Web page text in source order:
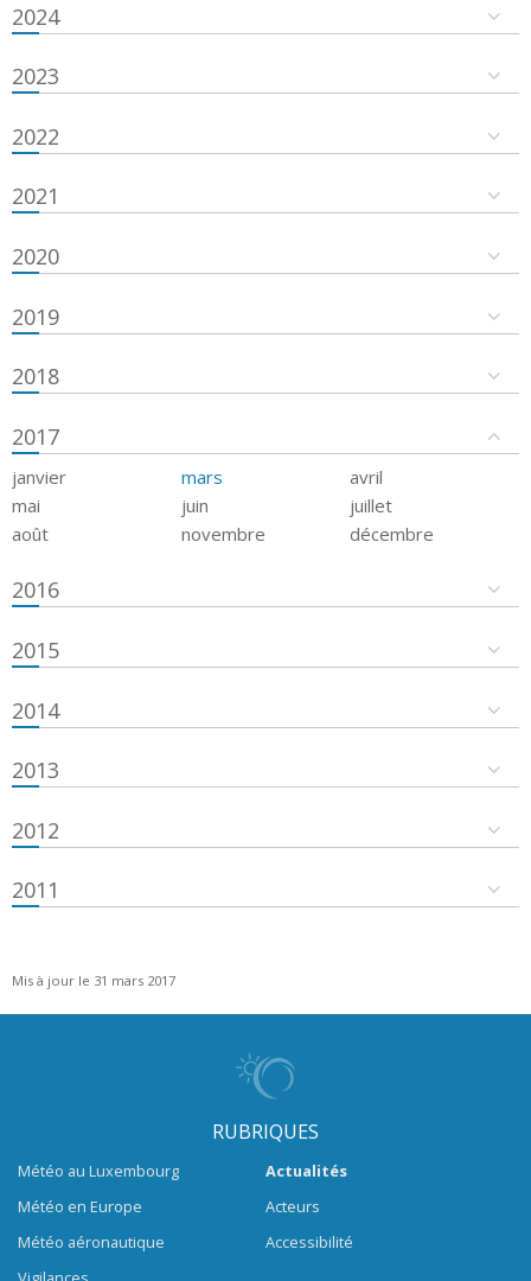
2024
2023
2022
2021
2020
2019
2018
2017
janvier mars
avril
mai
juin
juillet
août
novembre décembre
2016
2015
2014
2013
2012
2011
Mis à jour le 31 mars 2017
RUBRIQUES
Météo au Luxembourg
Météo en Europe
Météo aéronautique
Actualités
Acteurs
Accessibilité